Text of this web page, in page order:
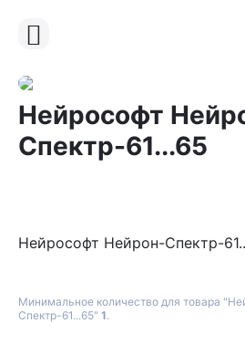
Нейрософт
Спектр-61...65
Нейрософт Нейрон-Спектр-
Минимальное количество для товара
Спектр-61...65" 1.